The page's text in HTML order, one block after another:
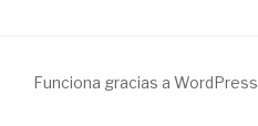
Funciona gracias a WordPress